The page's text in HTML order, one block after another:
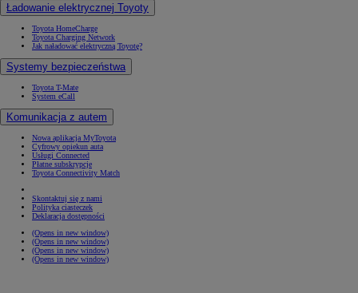
Ładowanie elektrycznej Toyoty
Toyota HomeCharge
Toyota Charging Network
Jak naładować elektryczną Toyotę?
Systemy bezpieczeństwa
Toyota T-Mate
System eCall
Komunikacja z autem
Nowa aplikacja MyToyota
Cyfrowy opiekun auta
Usługi Connected
Płatne subskrypcje
Toyota Connectivity Match
Skontaktuj się z nami
Polityka ciasteczek
Deklaracja dostępności
(Opens in new window)
(Opens in new window)
(Opens in new window)
(Opens in new window)